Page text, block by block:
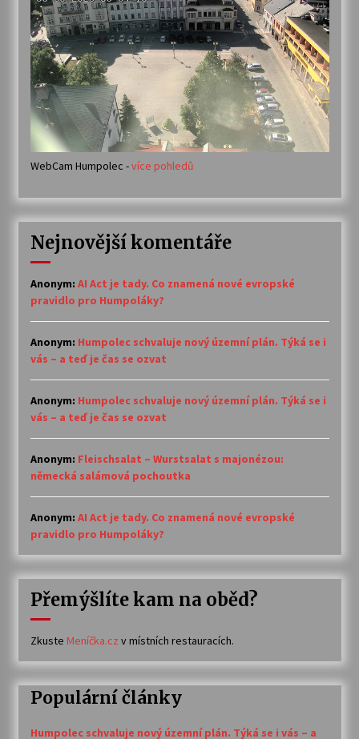
WebCam Humpolec -více pohledů
Nejnovější komentáře
Anonym: AI Act je tady. Co znamená nové evropské
pravidlo pro Humpoláky?
Anonym: Humpolec schvaluje nový územní plán. Týká se i
vás – a teď je čas se ozvat
Anonym: Humpolec schvaluje nový územní plán. Týká se i
vás – a teď je čas se ozvat
Anonym: Fleischsalat – Wurstsalat s majonézou:
německá salámová pochoutka
Anonym: AI Act je tady. Co znamená nové evropské
pravidlo pro Humpoláky?
Přemýšlíte kam na oběd?
Zkuste Meníčka.cz v místních restauracích.
Populární články
Humpolec schvaluje nový územní plán. Týká se i vás – a